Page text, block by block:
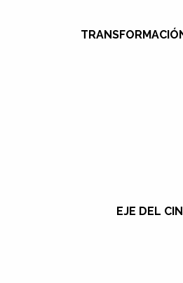
EJE DEL